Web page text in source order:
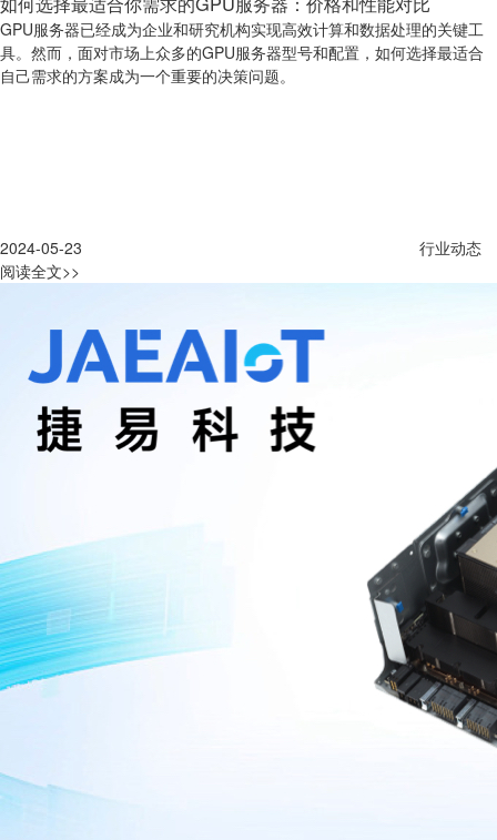
GPU服务器已经成为企业和研究机构实现高效计算和数据处理的关键工
具。然而，面对市场上众多的GPU服务器型号和配置，如何选择最适合
自己需求的方案成为一个重要的决策问题。
2024-05-23
行业动态
阅读全文>>